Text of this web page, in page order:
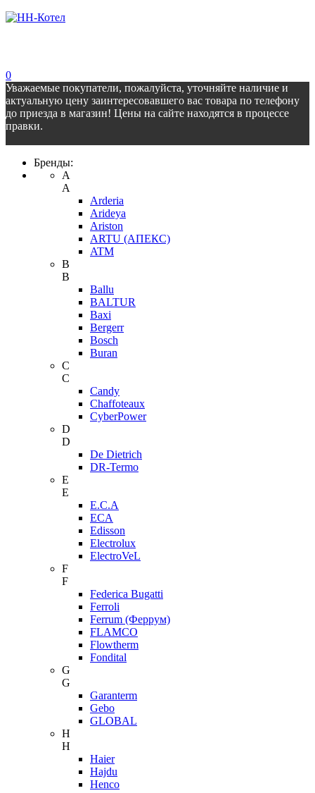
0
Уважаемые покупатели, пожалуйста, уточняйте наличие и
актуальную цену заинтересовавшего вас товара по телефону
до приезда в магазин! Цены на сайте находятся в процессе
правки.
Бренды:
A
A
Arderia
Arideya
Ariston
ARTU (АПЕКС)
ATM
B
B
Ballu
BALTUR
Baxi
Bergerr
Bosch
Buran
C
C
Candy
Chaffoteaux
CyberPower
D
D
De Dietrich
DR-Termo
E
E
E.C.A
ECA
Edisson
Electrolux
ElectroVeL
F
F
Federica Bugatti
Ferroli
Ferrum (Феррум)
FLAMCO
Flowtherm
Fondital
G
G
Garanterm
Gebo
GLOBAL
H
H
Haier
Hajdu
Henco